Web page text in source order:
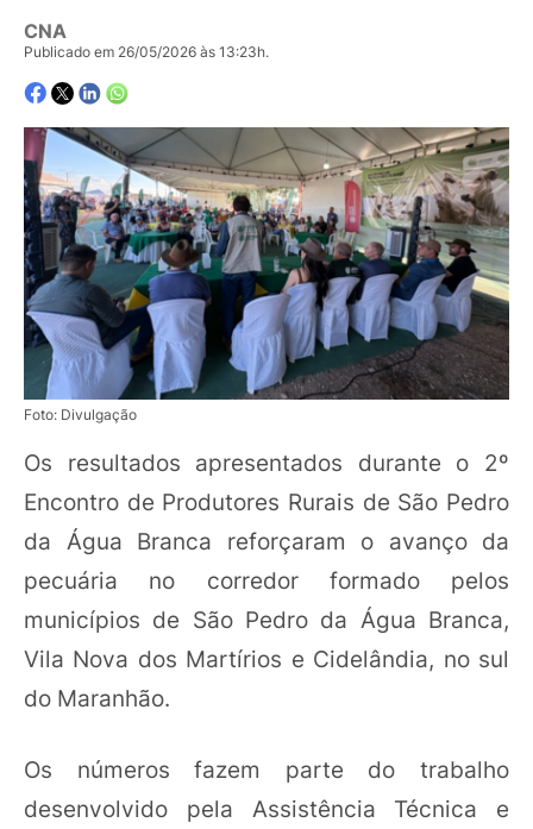
CNA
Publicado em 26/05/2026 às 13:23h.
Foto: Divulgação
Os resultados apresentados durante o 2º
Encontro de Produtores Rurais de São Pedro
da Água Branca reforçaram o avanço da
pecuária no corredor formado pelos
municípios de São Pedro da Água Branca,
Vila Nova dos Martírios e Cidelândia, no sul
do Maranhão.
Os números fazem parte do trabalho
desenvolvido pela Assistência Técnica e